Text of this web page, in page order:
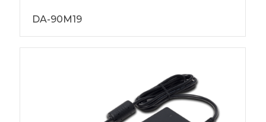
DA-90M19